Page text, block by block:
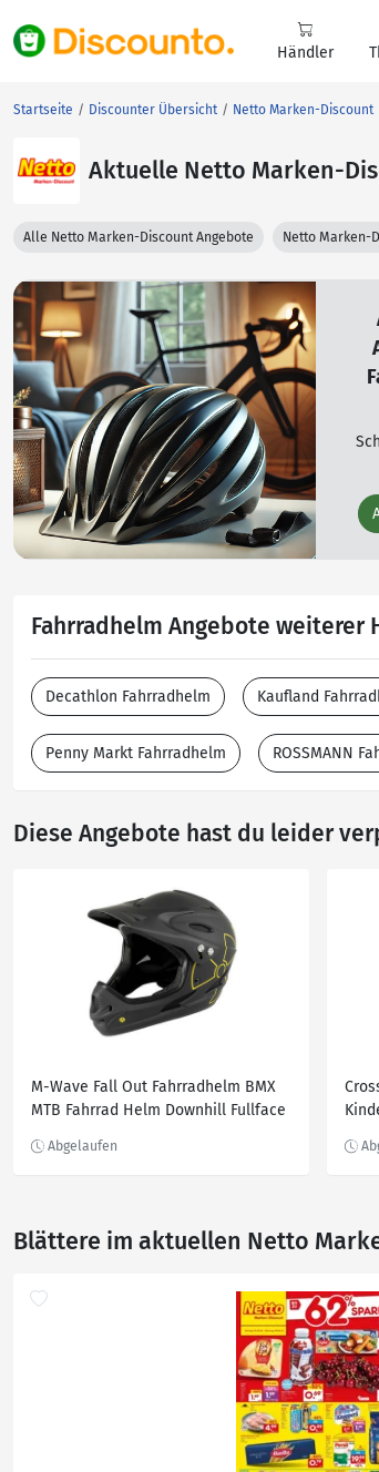
Händler
Startseite Discounter Übersicht Netto Marken-Discount
Aktuelle Netto Marken-
Alle Netto Marken-Discount Angebote Netto Marken-
Fahrradhelm Angebote weiterer
Decathlon Fahrradhelm Kaufland
Penny Markt Fahrradhelm ROSSMANN
Diese Angebote hast du leider
M-Wave Fall Out Fahrradhelm BMX
MTB Fahrrad Helm Downhill Fullface
(L)
Blättere im aktuellen Netto